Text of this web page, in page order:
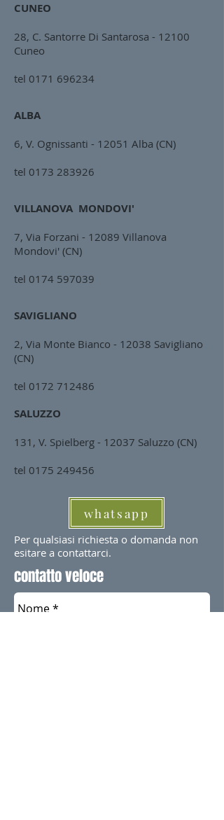
CUNEO
28, C. Santorre Di Santarosa - 12100
Cuneo
tel 0171 696234
ALBA
6, V. Ognissanti - 12051 Alba (CN)
tel 0173 283926
VILLANOVA MONDOVI'
7, Via Forzani - 12089 Villanova
Mondovi' (CN)
tel 0174 597039
SAVIGLIANO
2, Via Monte Bianco - 12038 Savigliano
(CN)
tel 0172 712486
SALUZZO
131, V. Spielberg - 12037 Saluzzo (CN)
tel 0175 249456
whatsapp
Per qualsiasi richiesta o domanda non
esitare a contattarci.
contatto veloce